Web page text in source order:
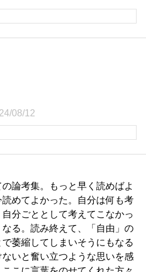
08/12
の論考集。もっと早く読めばよ
めてよかった。自分は何も考
分ごととして考えてこなかっ
る。読み終えて、「自由」の
萎縮してしまいそうにもなる
いと奮い立つような思いを感